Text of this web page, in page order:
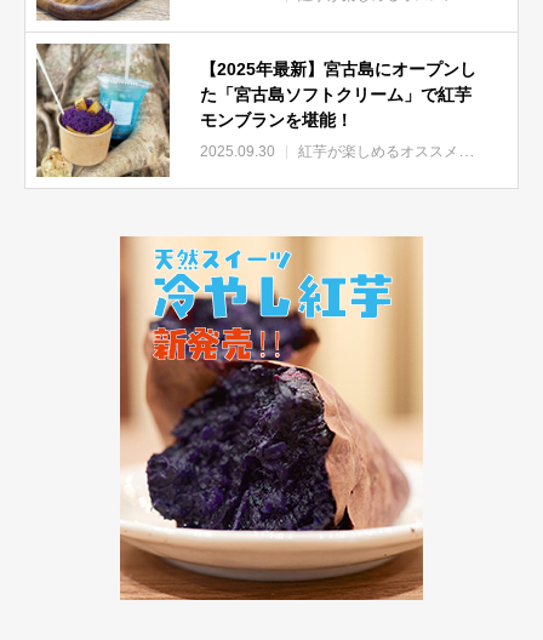
【2025年最新】宮古島にオープンし
た「宮古島ソフトクリーム」で紅芋
モンブランを堪能！
2025.09.30 紅芋が楽しめるオススメ店